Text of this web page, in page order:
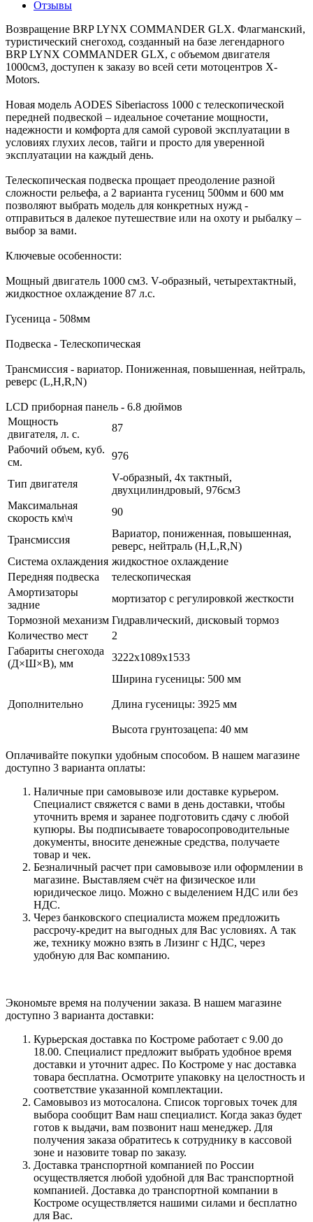
Отзывы
Возвращение BRP LYNX COMMANDER GLX. Флагманский,
туристический снегоход, созданный на базе легендарного
BRP LYNX COMMANDER GLX, с объемом двигателя
1000см3, доступен к заказу во всей сети мотоцентров X-
Motors.
Новая модель AODES Siberiacross 1000 с телескопической
передней подвеской – идеальное сочетание мощности,
надежности и комфорта для самой суровой эксплуатации в
условиях глухих лесов, тайги и просто для уверенной
эксплуатации на каждый день.
Телескопическая подвеска прощает преодоление разной
сложности рельефа, а 2 варианта гусениц 500мм и 600 мм
позволяют выбрать модель для конкретных нужд -
отправиться в далекое путешествие или на охоту и рыбалку –
выбор за вами.
Ключевые особенности:
Мощный двигатель 1000 см3. V-образный, четырехтактный,
жидкостное охлаждение 87 л.с.
Гусеница - 508мм
Подвеска - Телескопическая
Трансмиссия - вариатор. Пониженная, повышенная, нейтраль,
реверс (L,H,R,N)
LCD приборная панель - 6.8 дюймов
Мощность
двигателя, л. с.
87
Рабочий объем, куб.
см.
976
Тип двигателя
V-образный, 4х тактный,
двухцилиндровый, 976см3
Максимальная
скорость км\ч
90
Трансмиссия
Вариатор, пониженная, повышенная,
реверс, нейтраль (H,L,R,N)
Система охлаждения жидкостное охлаждение
Передняя подвеска
телескопическая
Амортизаторы
задние
мортизатор с регулировкой жесткости
Тормозной механизм Гидравлический, дисковый тормоз
Количество мест
2
Габариты снегохода
(Д×Ш×В), мм
3222x1089x1533
Дополнительно
Ширина гусеницы: 500 мм
Длина гусеницы: 3925 мм
Высота грунтозацепа: 40 мм
Оплачивайте покупки удобным способом. В нашем магазине
доступно 3 варианта оплаты:
Наличные при самовывозе или доставке курьером.
Специалист свяжется с вами в день доставки, чтобы
уточнить время и заранее подготовить сдачу с любой
купюры. Вы подписываете товаросопроводительные
документы, вносите денежные средства, получаете
товар и чек.
Безналичный расчет при самовывозе или оформлении в
магазине. Выставляем счёт на физическое или
юридическое лицо. Можно с выделением НДС или без
НДС.
Через банковского специалиста можем предложить
рассрочу-кредит на выгодных для Вас условиях. А так
же, технику можно взять в Лизинг с НДС, через
удобную для Вас компанию.
Экономьте время на получении заказа. В нашем магазине
доступно 3 варианта доставки:
Курьерская доставка по Костроме работает с 9.00 до
18.00. Специалист предложит выбрать удобное время
доставки и уточнит адрес. По Костроме у нас доставка
товара бесплатна. Осмотрите упаковку на целостность и
соответствие указанной комплектации.
Самовывоз из мотосалона. Список торговых точек для
выбора сообщит Вам наш специалист. Когда заказ будет
готов к выдачи, вам позвонит наш менеджер. Для
получения заказа обратитесь к сотруднику в кассовой
зоне и назовите товар по заказу.
Доставка транспортной компанией по России
осуществляется любой удобной для Вас транспортной
компанией. Доставка до транспортной компании в
Костроме осуществляется нашими силами и бесплатно
для Вас.